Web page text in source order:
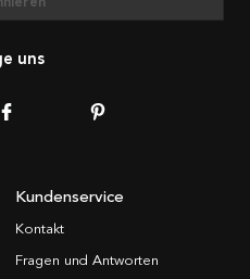
uns
Kundenservice
Kontakt
Fragen und Antworten